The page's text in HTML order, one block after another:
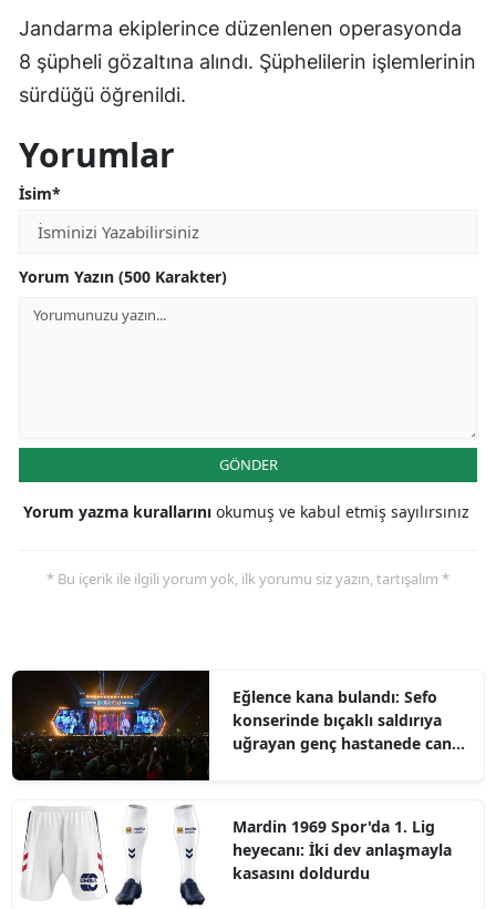
Jandarma ekiplerince düzenlenen operasyonda
8 şüpheli gözaltına alındı. Şüphelilerin işlemlerinin
sürdüğü öğrenildi.
Yorumlar
İsim*
Yorum Yazın (500 Karakter)
GÖNDER
Yorum yazma kurallarını okumuş ve kabul etmiş sayılırsınız
* Bu içerik ile ilgili yorum yok, ilk yorumu siz yazın, tartışalım *
Eğlence kana bulandı: Sefo
konserinde bıçaklı saldırıya
uğrayan genç hastanede can
Mardin 1969 Spor'da 1. Lig
heyecanı: İki dev anlaşmayla
kasasını doldurdu